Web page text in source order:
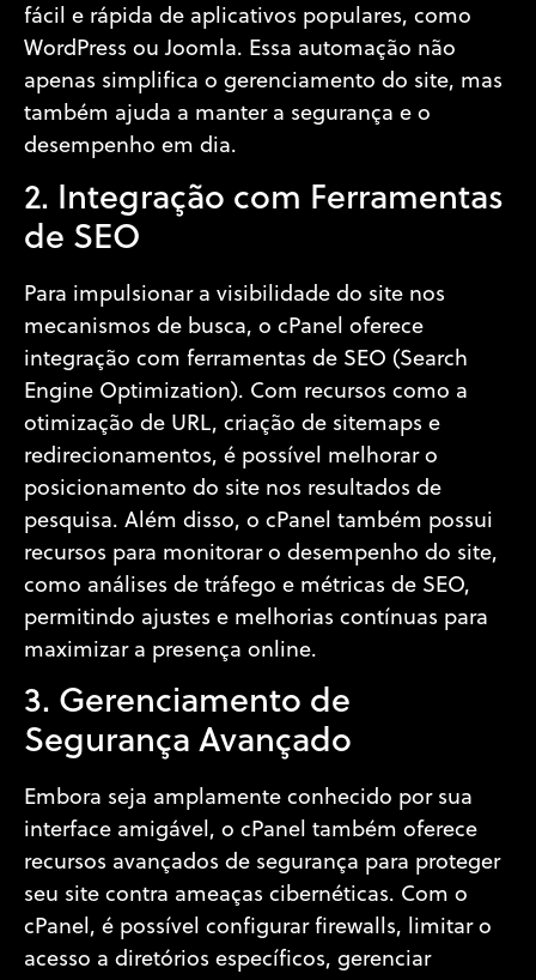
fácil e rápida de aplicativos populares, como
WordPress ou Joomla. Essa automação não
apenas simplifica o gerenciamento do site, mas
também ajuda a manter a segurança e o
desempenho em dia.
2. Integração com Ferramentas
de SEO
Para impulsionar a visibilidade do site nos
mecanismos de busca, o cPanel oferece
integração com ferramentas de SEO (Search
Engine Optimization). Com recursos como a
otimização de URL, criação de sitemaps e
redirecionamentos, é possível melhorar o
posicionamento do site nos resultados de
pesquisa. Além disso, o cPanel também possui
recursos para monitorar o desempenho do site,
como análises de tráfego e métricas de SEO,
permitindo ajustes e melhorias contínuas para
maximizar a presença online.
3. Gerenciamento de
Segurança Avançado
Embora seja amplamente conhecido por sua
interface amigável, o cPanel também oferece
recursos avançados de segurança para proteger
seu site contra ameaças cibernéticas. Com o
cPanel, é possível configurar firewalls, limitar o
acesso a diretórios específicos, gerenciar